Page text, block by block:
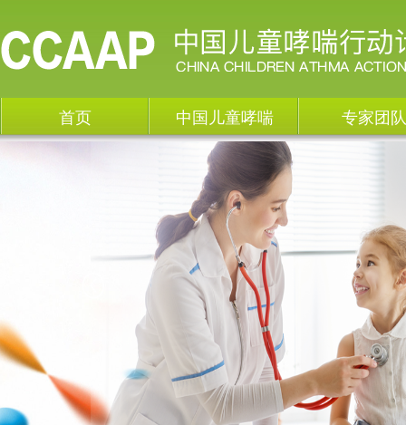
首页 中国儿童哮喘 专家团队